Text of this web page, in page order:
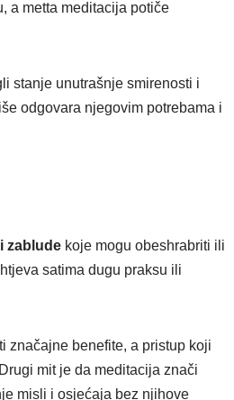
a metta meditacija potiče
stanje unutrašnje smirenosti i
odgovara njegovim potrebama i
zabludekoje mogu obeshrabriti ili
satima dugu praksu ili
značajne benefite, a pristup koji
mit je da meditacija znači
misli i osjećaja bez njihove